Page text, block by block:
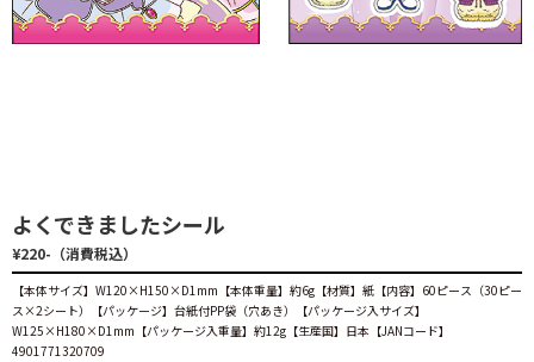
よくできましたシール
¥220-（消費税込）
【本体サイズ】W120×H150×D1mm【本体重量】約6g【材質】紙【内容】60ピース（30ピー
ス×2シート）【パッケージ】台紙付PP袋（穴あき）【パッケージ入サイズ】
W125×H180×D1mm【パッケージ入重量】約12g【生産国】日本【JANコード】
4901771320709